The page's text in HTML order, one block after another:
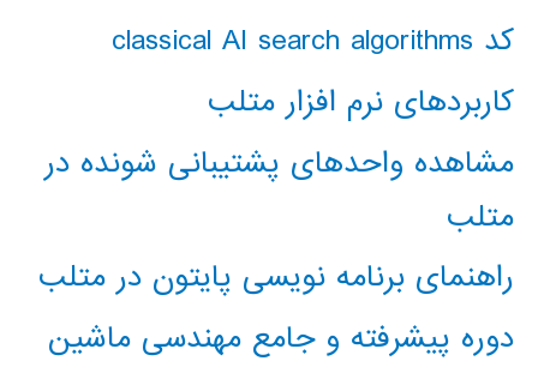
کد classical AI search algorithms
کاربردهای نرم افزار متلب
مشاهده واحدهای پشتیبانی شونده در
متلب
راهنمای برنامه نویسی پایتون در متلب
دوره پیشرفته و جامع مهندسی ماشین